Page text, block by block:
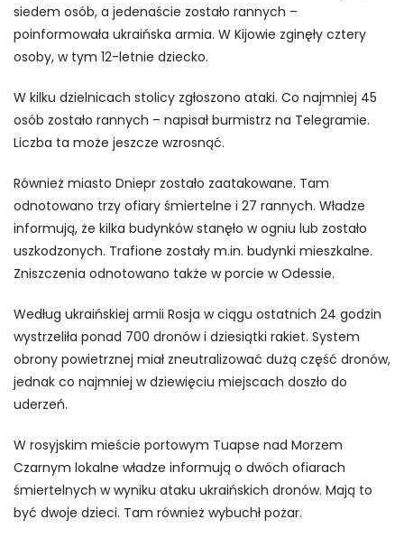
siedem osób, a jedenaście zostało rannych –
poinformowała ukraińska armia. W Kijowie zginęły cztery
osoby, w tym 12-letnie dziecko.
W kilku dzielnicach stolicy zgłoszono ataki. Co najmniej 45
osób zostało rannych – napisał burmistrz na Telegramie.
Liczba ta może jeszcze wzrosnąć.
Również miasto Dniepr zostało zaatakowane. Tam
odnotowano trzy ofiary śmiertelne i 27 rannych. Władze
informują, że kilka budynków stanęło w ogniu lub zostało
uszkodzonych. Trafione zostały m.in. budynki mieszkalne.
Zniszczenia odnotowano także w porcie w Odessie.
Według ukraińskiej armii Rosja w ciągu ostatnich 24 godzin
wystrzeliła ponad 700 dronów i dziesiątki rakiet. System
obrony powietrznej miał zneutralizować dużą część dronów,
jednak co najmniej w dziewięciu miejscach doszło do
uderzeń.
W rosyjskim mieście portowym Tuapse nad Morzem
Czarnym lokalne władze informują o dwóch ofiarach
śmiertelnych w wyniku ataku ukraińskich dronów. Mają to
być dwoje dzieci. Tam również wybuchł pożar.